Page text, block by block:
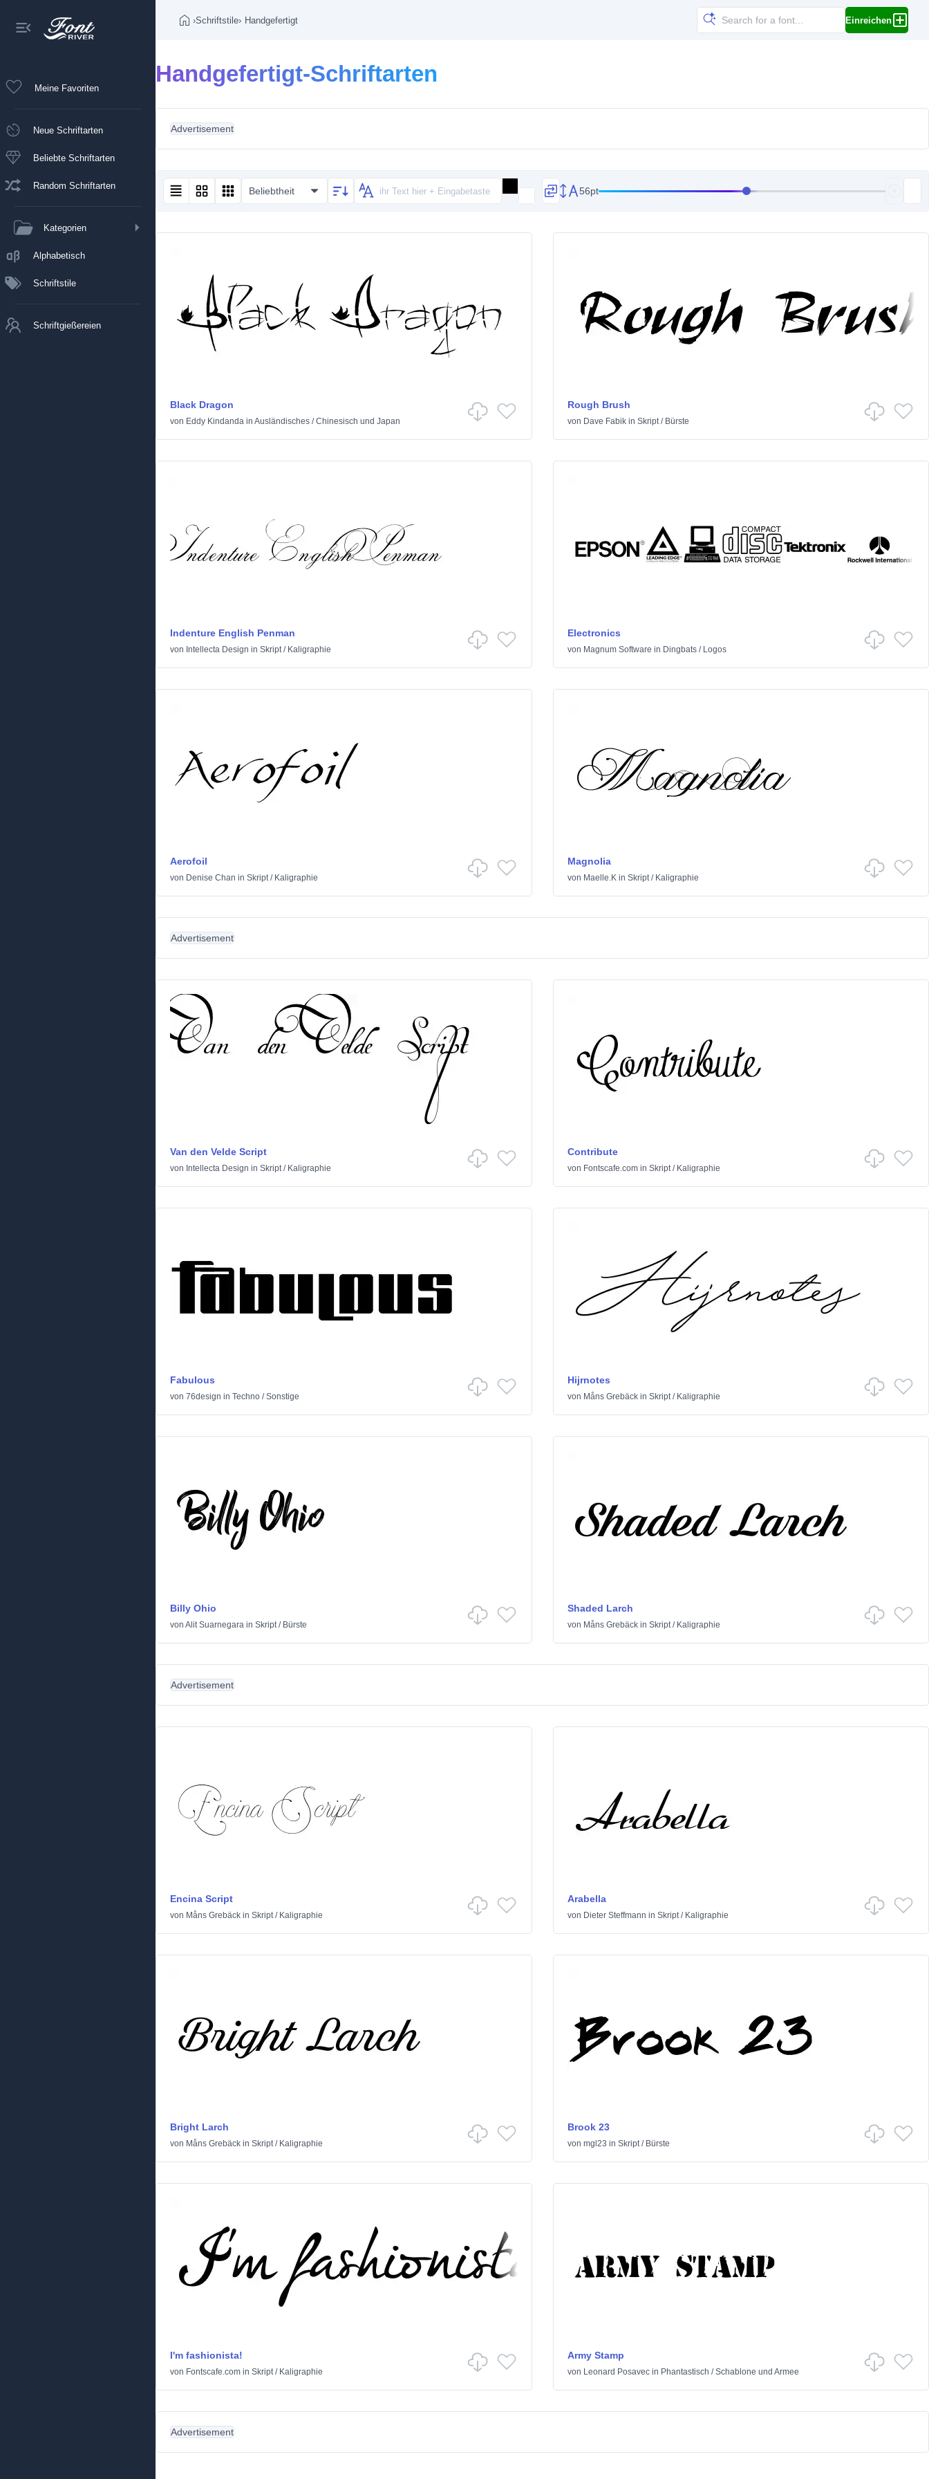
Meine Favoriten
Neue Schriftarten
Beliebte Schriftarten
Random Schriftarten
Kategorien
Alphabetisch
Schriftstile
Schriftgießereien
›Schriftstile› Handgefertigt Einreichen
Handgefertigt-Schriftarten
Advertisement
Beliebtheit 56pt
Black Dragon
von Eddy Kindanda in Ausländisches /Chinesisch und Japan
Rough Brush
von Dave Fabikin Skript/ Bürste
Indenture English Penman
von Intellecta Design in Skript/ Kaligraphie
Electronics
von Magnum Software in Dingbats/ Logos
Aerofoil
von Denise Chan in Skript/ Kaligraphie
Magnolia
von Maelle.Kin Skript/ Kaligraphie
Advertisement
Van den Velde Script
von Intellecta Design in Skript/ Kaligraphie
Contribute
von Fontscafe.comin Skript/ Kaligraphie
Fabulous
von 76design in Techno /Sonstige
Hijrnotes
von Måns Grebäckin Skript/ Kaligraphie
Billy Ohio
von Alit Suarnegara in Skript/ Bürste
Shaded Larch
von Måns Grebäckin Skript/ Kaligraphie
Advertisement
Encina Script
von Måns Grebäck in Skript/ Kaligraphie
Arabella
von Dieter Steffmann in Skript/ Kaligraphie
Bright Larch
von Måns Grebäck in Skript/ Kaligraphie
Brook 23
von mgl23 in Skript/ Bürste
I'm fashionista!
von Fontscafe.com in Skript/ Kaligraphie
Army Stamp
von Leonard Posavecin Phantastisch /Schablone und Armee
Advertisement